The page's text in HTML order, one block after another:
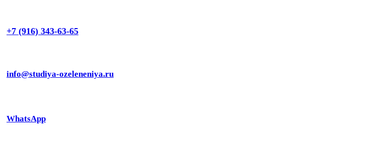
+7 (916) 343-63-65
info@studiya-ozeleneniya.ru
WhatsApp